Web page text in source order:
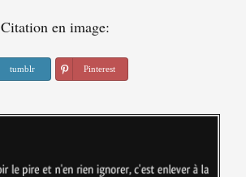
Citation en image:
tumblr Pinterest